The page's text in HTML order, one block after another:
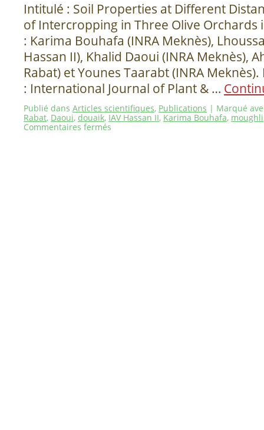
Intitulé : Soil Properties at Different
of Intercropping in Three Olive Orchards
: Karima Bouhafa (INRA Meknès),
Hassan II), Khalid Daoui (INRA Meknès),
Rabat) et Younes Taarabt (INRA Meknès).
: International Journal of Plant & …
Publié dans Articles scientifiques, Publications | Marqué
Rabat, Daoui, douaik, IAV Hassan II, Karima Bouhafa, moughli
Commentaires fermés